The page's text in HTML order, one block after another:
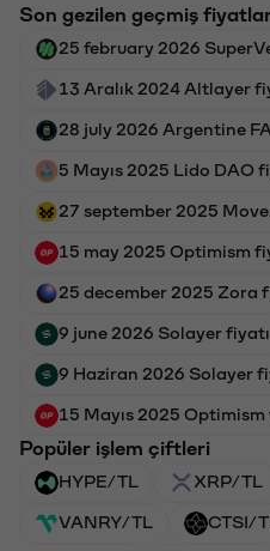
Son gezilen geçmiş
25 february 2026
13 Aralık 2024 Altlayer
28 july 2026 Argentine
5 Mayıs 2025 Lido DAO
27 september 2025
15 may 2025 Optimism
25 december 2025 Zora
9 june 2026 Solayer fiyatı
9 Haziran 2026 Solayer
15 Mayıs 2025 Optimism
Popüler işlem çiftleri
HYPE/TL XRP/TL
VANRY/TL CTSI/